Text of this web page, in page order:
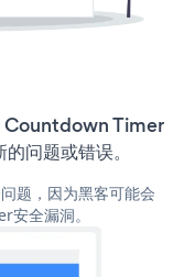
Countdown Timer
问题或错误。
题，因为黑客可能会
全漏洞。